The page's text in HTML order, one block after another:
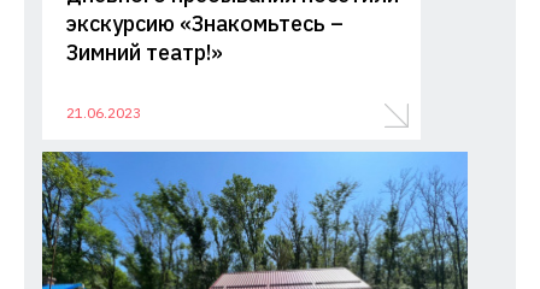
экскурсию «Знакомьтесь –
Зимний театр!»
21.06.2023